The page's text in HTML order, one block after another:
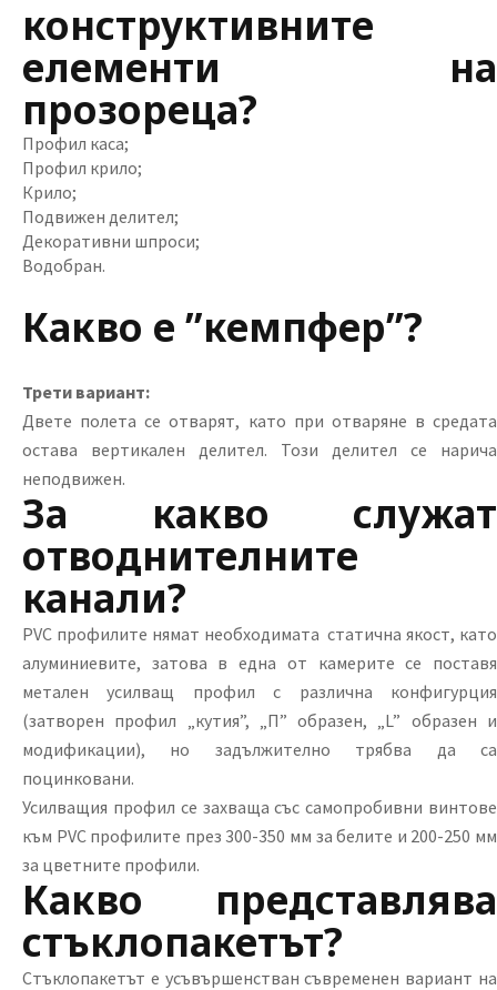
конструктивните
елементи на
прозореца?
Профил каса;
Профил крило;
Крило;
Подвижен делител;
Декоративни шпроси;
Водобран.
Какво е ”кемпфер”?
Трети вариант:
Двете полета се отварят, като при отваряне в средата
остава вертикален делител. Този делител се нарича
неподвижен.
За какво служат
отводнителните
канали?
PVC профилите нямат необходимата статична якост, като
алуминиевите, затова в една от камерите се поставя
метален усилващ профил с различна конфигурция
(затворен профил „кутия”, „П” образен, „L” образен и
модификации), но задължително трябва да са
поцинковани.
Усилващия профил се захваща със самопробивни винтове
към PVC профилите през 300-350 мм за белите и 200-250 мм
за цветните профили.
Какво представлява
стъклопакетът?
Стъклопакетът е усъвършенстван съвременен вариант на